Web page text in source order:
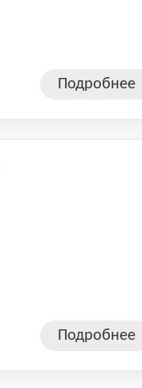
Подробнее
Подробнее